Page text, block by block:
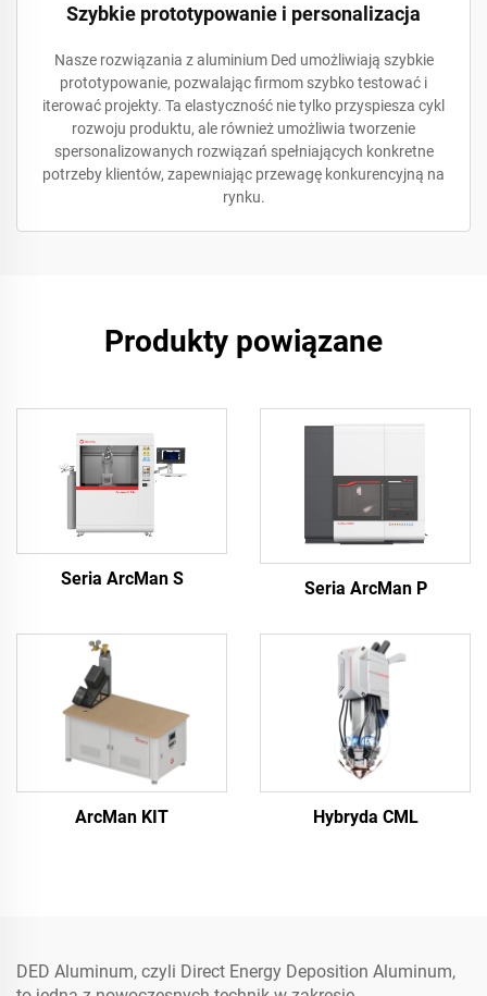
Szybkie prototypowanie i personalizacja
Nasze rozwiązania z aluminium Ded umożliwiają szybkie
prototypowanie, pozwalając firmom szybko testować i
iterować projekty. Ta elastyczność nie tylko przyspiesza cykl
rozwoju produktu, ale również umożliwia tworzenie
spersonalizowanych rozwiązań spełniających konkretne
potrzeby klientów, zapewniając przewagę konkurencyjną na
rynku.
Produkty powiązane
Seria ArcMan S Seria ArcMan P
ArcMan KIT Hybryda CML
DED Aluminum, czyli Direct Energy Deposition Aluminum,